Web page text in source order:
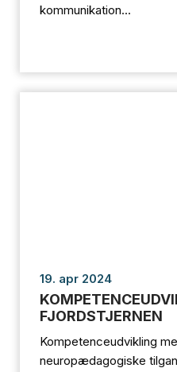
kommunikation...
19. apr 2024
FJORDSTJERNEN
Kompetenceudvikling
neuropædagogiske